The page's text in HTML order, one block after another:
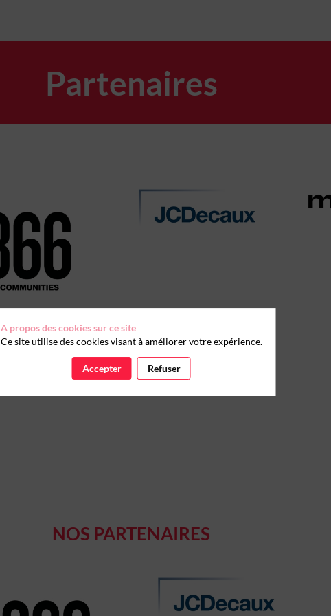
Partenaires
NOS PARTENAIRES
A propos des cookies sur ce site
Ce site utilise des cookies visant à améliorer votre expérience.
Accepter Refuser